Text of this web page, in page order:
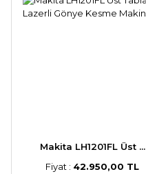
Makita LH1201FL Üst ...
Fiyat : 42.950,00 TL